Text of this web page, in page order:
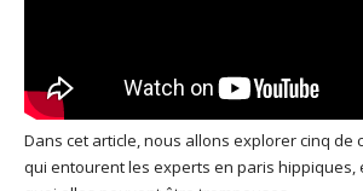
Dans cet article, nous allons explorer cinq de
qui entourent les experts en paris hippiques,